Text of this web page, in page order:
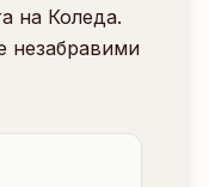
на Коледа.
незабравими